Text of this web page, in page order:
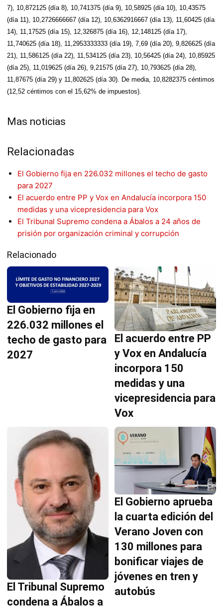
7), 10,872125 (día 8), 10,741375 (día 9), 10,58925 (día 10), 10,43575
(día 11), 10,2726666667 (día 12), 10,6362916667 (día 13), 11,60425 (día
14), 11,17525 (día 15), 12,326875 (día 16), 12,148125 (día 17),
11,740625 (día 18), 11,2953333333 (día 19), 7,69 (día 20), 9,826625 (día
21), 11,586125 (día 22), 11,534125 (día 23), 10,56425 (día 24), 10,85925
(día 25), 11,019625 (día 26), 9,21575 (día 27), 10,793625 (día 28),
11,87675 (día 29) y 11,802625 (día 30). De media, 10,8282375 céntimos
(12,52 céntimos con el 15,62% de impuestos).
Mas noticias
Relacionadas
El Gobierno fija en 226.032 millones el techo de gasto
para 2027
El acuerdo entre PP y Vox en Andalucía incorpora 150
medidas y una vicepresidencia para Vox
El Tribunal Supremo condena a Ábalos a 24 años de
prisión por organización criminal y corrupción
Relacionado
El Gobierno fija en
226.032 millones el
techo de gasto para
2027
El acuerdo entre PP
y Vox en Andalucía
incorpora 150
medidas y una
vicepresidencia para
Vox
El Tribunal Supremo
condena a Ábalos a
El Gobierno aprueba
la cuarta edición del
Verano Joven con
130 millones para
bonificar viajes de
jóvenes en tren y
autobús